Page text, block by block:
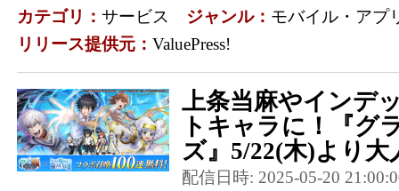
カテゴリ： サービス ジャンル： モバイル・アプ
リリース提供元： ValuePress!
上条当麻やインデ
トキャラに！『グ
ズ』5/22(木)より大
配信日時: 2025-05-20